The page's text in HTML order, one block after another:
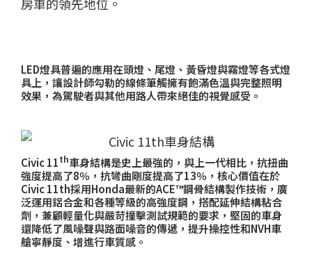
LED燈具普遍的應用在頭燈、尾燈、黃昏燈與霧燈等各式燈
具上，讓設計師勾勒的線條筆觸擁有飽滿色溫與完整照明
效果，為駕駛者與其他用路人帶來絕佳的視覺感受。
Civic 11th車身結構是史上最強的，與上一代相比，抗扭曲
強度提高了8％，抗彎曲剛度提高了13％，核心價值在於
Civic 11th採用Honda最新的ACE™鋼骨結構製作技術，廣
泛運用鋁合金和各種等級的高強度鋼，搭配延伸結構粘合
劑，兼顧輕量化與嚴苛撞擊測試規範的要求，堅固的車身
還降低了風噪聲與路面噪音的傳遞，提升操控性和NVH車
艙寧靜度、增進行車質感。